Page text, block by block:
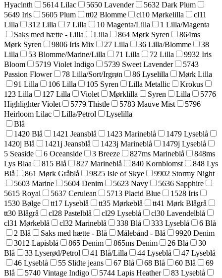
Hyacinth 5614 Lilac 5650 Lavender
5632 Dark Plum
5649 Iris
5605 Plum tt02 Blomme cl10 Mørkelilla
cl11
Lilla
312 Lilla 7 Lilla 10 Magenta/Lilla
1 Lilla/Magenta
Saks med hætte - Lilla
Lilla 864 Mørk Syren
864ms
Mørk Syren
9806 Iris Mix 27 Lilla 36 Lilla/Blomme
38
Lilla
53 Blomme/Marine/Lilla 71 Lilla 72 Lilla
9932 Iris
Bloom
5719 Violet Indigo 5739 Sweet Lavender
5743
Passion Flower
78 Lilla/Sort/Irgrøn 86 Lyselilla
Mørk Lilla
91 Lilla
106 Lilla 105 Syren Lilla Metallic
Krokus
123 Lilla
127 Lilla Violet Mørklilla Syren Lilla
5776
Highlighter Violet
5779 Thistle 5783 Mauve Mist
5796
Heirloom Lilac
Lilla/Petrol
Lyselilla
Blå
1420 Blå
1421 Jeansblå 1423 Marineblå
1479 Lyseblå
1420j Blå
1421j Jeansblå 1423j Marineblå
1479j Lyseblå
5 Seaside
6 Oceanside 3 Breeze 827ms Marineblå
848ms
Lys Blaa
815 Blå 827 Marineblå 840 Kornblomst
848 Lys
Blå
861 Mørk Gråblå 9825 Isle of Skye
9902 Stormy Night
5603 Marine
5604 Denim 5623 Navy
5636 Sapphire
5615 Royal
5637 Cerulean 5713 Placid Blue
1528 Iris
1530 Bølge
tt17 Lyseblå tt35 Mørkeblå
tt41 Mørk Blågrå
tt30 Blågrå
cl28 Pastelblå cl29 Lyseblå
cl30 Lavendelblå
cl31 Mørkeblå
cl32 Marineblå 338 Blå 333 Lyseblå
6 Blå
2 Blå
Saks med hætte - Blå Målebånd - Blå
9920 Denim
3012 Lapisblå
865 Denim 865ms Denim 26 Blå
30
Blå
33 Lyserød/Petrol 41 Blå/Lilla 44 Lyseblå
47 Lyseblå
46 Lyseblå
55 Slidte jeans 67 Blå 68 Blå 60 Blå
69
Blå
5740 Vintage Indigo 5744 Lapis Heather
83 Lyseblå